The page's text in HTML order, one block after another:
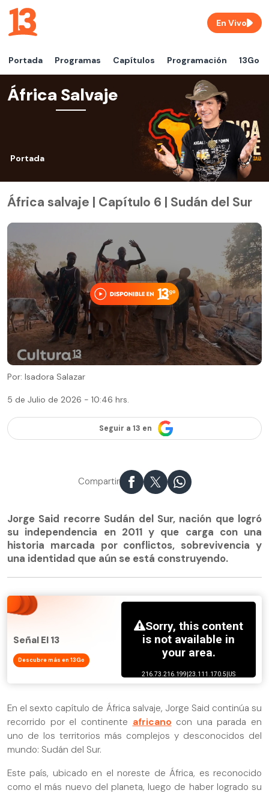
Portada Programas Capítulos Programación 13Go
En Vivo
África Salvaje
Portada
África salvaje | Capítulo 6 | Sudán del Sur
Por: Isadora Salazar
5 de Julio de 2026 - 10:46 hrs.
Seguir a 13 en
Compartir
Jorge Said recorre Sudán del Sur, nación que logró
su independencia en 2011 y que carga con una
historia marcada por conflictos, sobrevivencia y
una identidad que aún se está construyendo.
Señal El 13
Descubre más en 13Go
En el sexto capítulo de África salvaje, Jorge Said continúa su
recorrido por el continente africano con una parada en
uno de los territorios más complejos y desconocidos del
mundo: Sudán del Sur.
Este país, ubicado en el noreste de África, es reconocido
como el más nuevo del planeta, luego de haber logrado su